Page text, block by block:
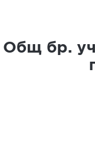
Общ бр.